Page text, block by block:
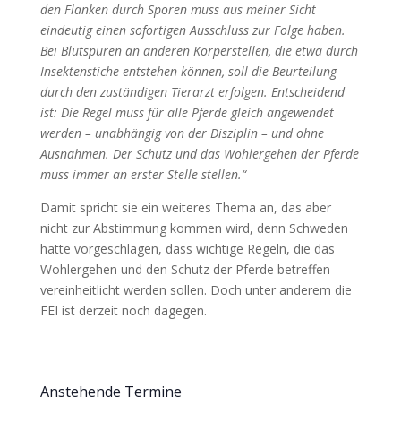
den Flanken durch Sporen muss aus meiner Sicht
eindeutig einen sofortigen Ausschluss zur Folge haben.
Bei Blutspuren an anderen Körperstellen, die etwa durch
Insektenstiche entstehen können, soll die Beurteilung
durch den zuständigen Tierarzt erfolgen. Entscheidend
ist: Die Regel muss für alle Pferde gleich angewendet
werden – unabhängig von der Disziplin – und ohne
Ausnahmen. Der Schutz und das Wohlergehen der Pferde
muss immer an erster Stelle stellen.“
Damit spricht sie ein weiteres Thema an, das aber
nicht zur Abstimmung kommen wird, denn Schweden
hatte vorgeschlagen, dass wichtige Regeln, die das
Wohlergehen und den Schutz der Pferde betreffen
vereinheitlicht werden sollen. Doch unter anderem die
FEI ist derzeit noch dagegen.
Anstehende Termine